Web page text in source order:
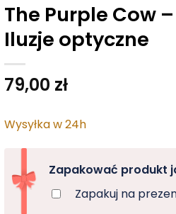
The Purple Cow
Iluzje optyczne
79,00 zł
Wysyłka w 24h
Zapakować produkt
Zapakuj na